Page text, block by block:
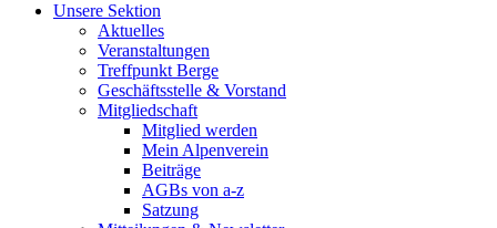
Unsere Sektion
Aktuelles
Veranstaltungen
Treffpunkt Berge
Geschäftsstelle & Vorstand
Mitgliedschaft
Mitglied werden
Mein Alpenverein
Beiträge
AGBs von a-z
Satzung